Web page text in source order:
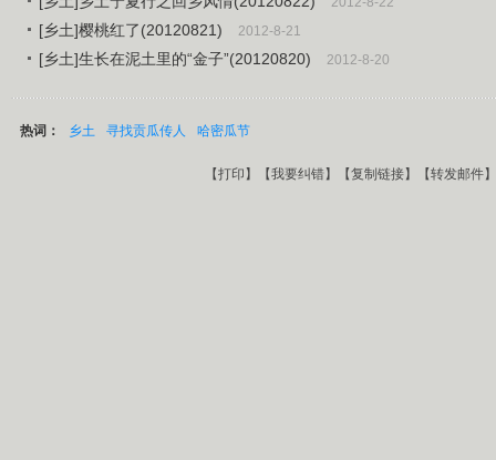
[乡土]樱桃红了(20120821) 2012-8-21
[乡土]生长在泥土里的“金子”(20120820) 2012-8-20
热词： 乡土 寻找贡瓜传人 哈密瓜节
【打印 】【我要纠错】【复制链接】【转发邮件